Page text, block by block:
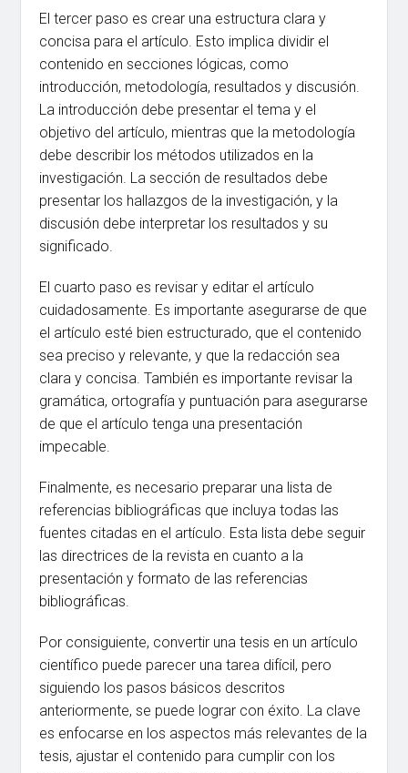
El tercer paso es crear una estructura clara y
concisa para el artículo. Esto implica dividir el
contenido en secciones lógicas, como
introducción, metodología, resultados y discusión.
La introducción debe presentar el tema y el
objetivo del artículo, mientras que la metodología
debe describir los métodos utilizados en la
investigación. La sección de resultados debe
presentar los hallazgos de la investigación, y la
discusión debe interpretar los resultados y su
significado.
El cuarto paso es revisar y editar el artículo
cuidadosamente. Es importante asegurarse de que
el artículo esté bien estructurado, que el contenido
sea preciso y relevante, y que la redacción sea
clara y concisa. También es importante revisar la
gramática, ortografía y puntuación para asegurarse
de que el artículo tenga una presentación
impecable.
Finalmente, es necesario preparar una lista de
referencias bibliográficas que incluya todas las
fuentes citadas en el artículo. Esta lista debe seguir
las directrices de la revista en cuanto a la
presentación y formato de las referencias
bibliográficas.
Por consiguiente, convertir una tesis en un artículo
científico puede parecer una tarea difícil, pero
siguiendo los pasos básicos descritos
anteriormente, se puede lograr con éxito. La clave
es enfocarse en los aspectos más relevantes de la
tesis, ajustar el contenido para cumplir con los